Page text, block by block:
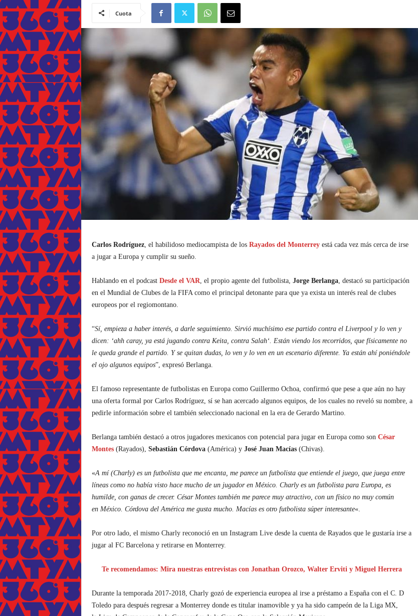
Cuota
Carlos Rodríguez, el habilidoso mediocampista de los Rayados del Monterrey está cada vez más cerca de irse
a jugar a Europa y cumplir su sueño.
Hablando en el podcast Desde el VAR, el propio agente del futbolista, Jorge Berlanga, destacó su participación
en el Mundial de Clubes de la FIFA como el principal detonante para que ya exista un interés real de clubes
europeos por el regiomontano.
“Sí, empieza a haber interés, a darle seguimiento. Sirvió muchísimo ese partido contra el Liverpooly lo ven y
dicen: ‘ahh caray, ya está jugando contra Keita, contra Salah‘. Están viendo los recorridos, que físicamente no
le queda grande el partido. Y se quitan dudas, lo ven y lo ven en un escenario diferente. Ya están ahí poniéndole
el ojo algunos equipos”, expresó Berlanga.
El famoso representante de futbolistas en Europa como Guillermo Ochoa, confirmó que pese a que aún no hay
una oferta formal por Carlos Rodríguez, sí se han acercado algunos equipos, de los cuales no reveló su nombre, a
pedirle información sobre el también seleccionado nacional en la era de Gerardo Martino.
Berlanga también destacó a otros jugadores mexicanos con potencial para jugar en Europa como son César
Montes(Rayados), Sebastián Córdova(América) yJosé Juan Macías(Chivas).
«A mí (Charly) es un futbolista que me encanta, me parece un futbolista que entiende el juego, que juega entre
líneas como no había visto hace mucho de un jugador en México. Charly es un futbolista para Europa, es
humilde, con ganas de crecer. César Montes también me parece muy atractivo, con un físico no muy común
en México. Córdova del América me gusta mucho. Macías es otro futbolista súper interesante«.
Por otro lado, el mismo Charly reconoció en un Instagram Live desde la cuenta de Rayados que le gustaría irse a
jugar al FC Barcelona y retirarse en Monterrey.
Te recomendamos: Mira nuestras entrevistas con Jonathan Orozco, Walter Erviti y Miguel Herrera
Durante la temporada 2017-2018, Charly gozó de experiencia europea al irse a préstamo a España con el C. D
Toledo para después regresar a Monterrey donde es titular inamovible y ya ha sido campeón de la Liga MX,